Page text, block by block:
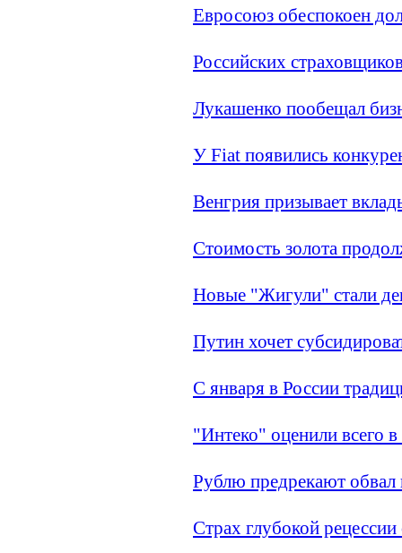
Евросоюз обеспокоен
Российских
Лукашенко пообещал
У Fiat появились
Венгрия призывает
Стоимость золота
Новые "Жигули" стали
Путин хочет
С января в России
"Интеко" оценили всего
Рублю предрекают
Страх глубокой